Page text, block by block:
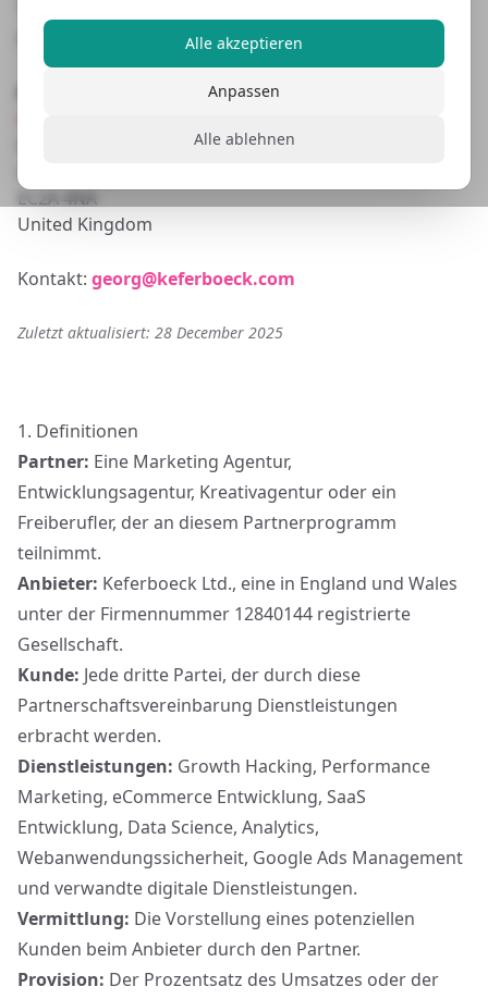
Alle ablehnen
Anpassen
Alle akzeptieren
Partner mit diesen Bedingungen einverstanden.
EC2A 4NA
United Kingdom
Kontakt: georg@keferboeck.com
Zuletzt aktualisiert: 28 December 2025
1. Definitionen
Partner: Eine Marketing Agentur,
Entwicklungsagentur, Kreativagentur oder ein
Freiberufler, der an diesem Partnerprogramm
teilnimmt.
Anbieter: Keferboeck Ltd., eine in England und Wales
unter der Firmennummer 12840144 registrierte
Gesellschaft.
Kunde: Jede dritte Partei, der durch diese
Partnerschaftsvereinbarung Dienstleistungen
erbracht werden.
Dienstleistungen: Growth Hacking, Performance
Marketing, eCommerce Entwicklung, SaaS
Entwicklung, Data Science, Analytics,
Webanwendungssicherheit, Google Ads Management
und verwandte digitale Dienstleistungen.
Vermittlung: Die Vorstellung eines potenziellen
Kunden beim Anbieter durch den Partner.
Provision: Der Prozentsatz des Umsatzes oder der